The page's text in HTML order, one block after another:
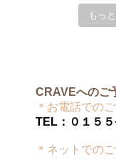
もっ
CRAVEへのご
＊お電話での
TEL：０１５
＊ネットでの